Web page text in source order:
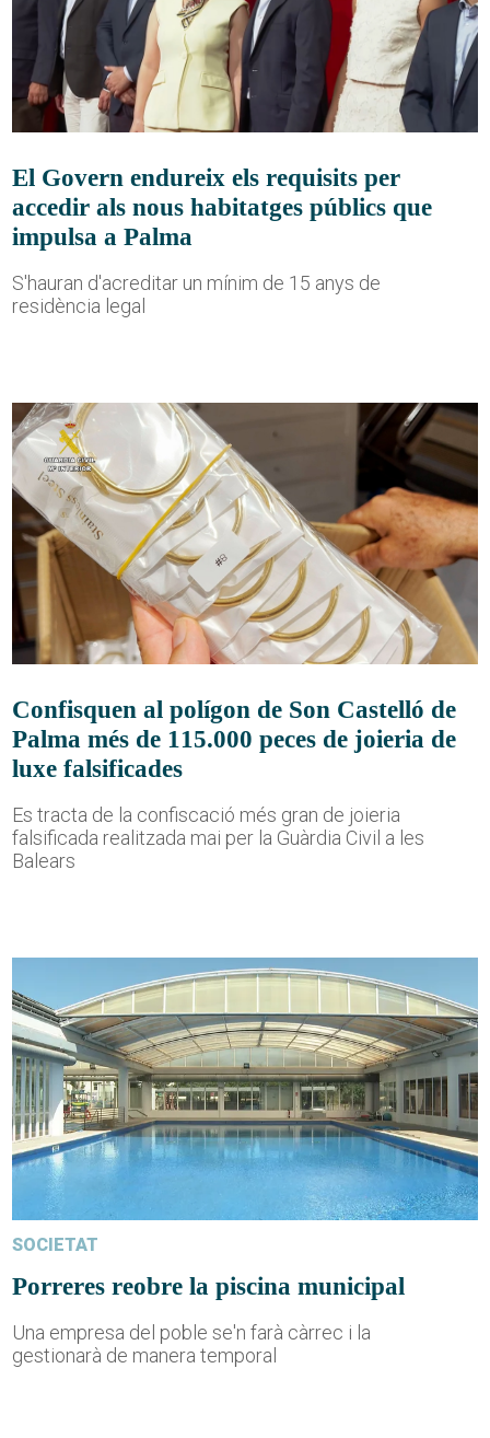
El Govern endureix els requisits per
accedir als nous habitatges públics que
impulsa a Palma
S'hauran d'acreditar un mínim de 15 anys de
residència legal
Confisquen al polígon de Son Castelló de
Palma més de 115.000 peces de joieria de
luxe falsificades
Es tracta de la confiscació més gran de joieria
falsificada realitzada mai per la Guàrdia Civil a les
Balears
SOCIETAT
Porreres reobre la piscina municipal
Una empresa del poble se'n farà càrrec i la
gestionarà de manera temporal